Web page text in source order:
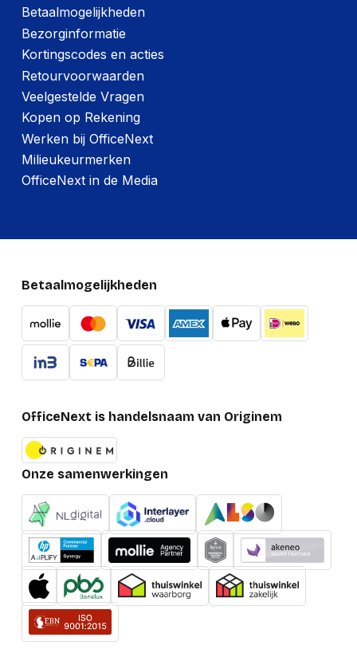
Betaalmogelijkheden
Bezorginformatie
Kortingscodes en acties
Retourvoorwaarden
Veelgestelde Vragen
Kopen op Rekening
Werken bij OfficeNext
Milieukeurmerken
OfficeNext in de Media
Betaalmogelijkheden
OfficeNext is handelsnaam van Originem
Onze samenwerkingen